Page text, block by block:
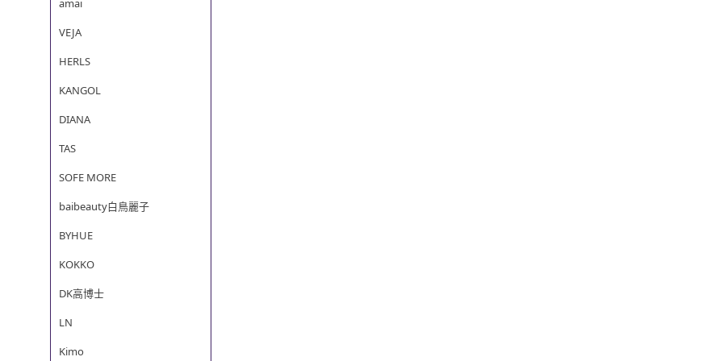
amai
VEJA
HERLS
KANGOL
DIANA
TAS
SOFE MORE
baibeauty白鳥麗子
BYHUE
KOKKO
DK高博士
LN
Kimo